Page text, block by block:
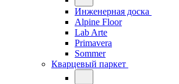
Инженерная доска
Alpine Floor
Lab Arte
Primavera
Sommer
Кварцевый паркет